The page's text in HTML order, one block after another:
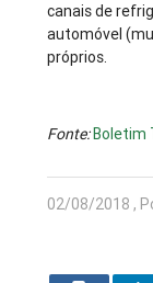
canais de
automóvel
próprios.
Fonte: Boletim
02/08/2018 ,